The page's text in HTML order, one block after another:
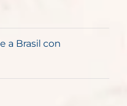
a Brasil con